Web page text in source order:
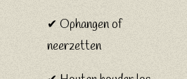
✔ Ophangen of
neerzetten